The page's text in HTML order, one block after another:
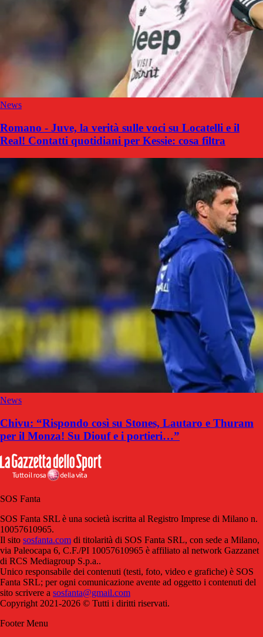
News
Romano - Juve, la verità sulle voci su Locatelli e il
Real! Contatti quotidiani per Kessie: cosa filtra
News
Chivu: “Rispondo così su Stones, Lautaro e Thuram
per il Monza! Su Diouf e i portieri…”
SOS Fanta
SOS Fanta SRL è una società iscritta al Registro Imprese di Milano n.
10057610965.
Il sito sosfanta.com di titolarità di SOS Fanta SRL, con sede a Milano,
via Paleocapa 6, C.F./PI 10057610965 è affiliato al network Gazzanet
di RCS Mediagroup S.p.a..
Unico responsabile dei contenuti (testi, foto, video e grafiche) è SOS
Fanta SRL; per ogni comunicazione avente ad oggetto i contenuti del
sito scrivere a sosfanta@gmail.com
Copyright 2021-2026 © Tutti i diritti riservati.
Footer Menu